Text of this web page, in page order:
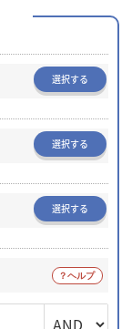
選択する
選択する
選択する